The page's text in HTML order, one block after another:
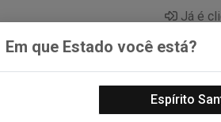
Já é
Em que Estado você está?
Espírito